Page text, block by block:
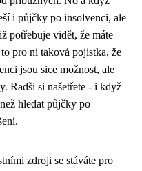
i půjčky po insolvenci, ale
potřebuje vidět, že máte
pro ni taková pojistka, že
jsou sice možnost, ale
Radši si našetřete - i když
hledat půjčky po
zdroji se stáváte pro